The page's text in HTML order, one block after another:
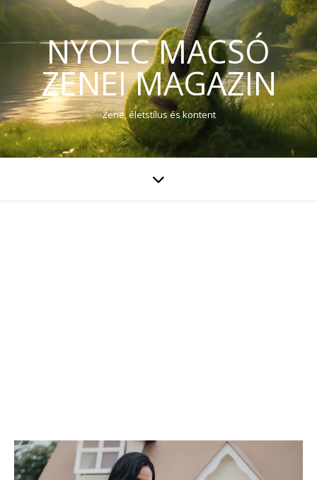
NYOLC MACSÓ
ZENEI MAGAZIN
Zene, életstílus és kontent